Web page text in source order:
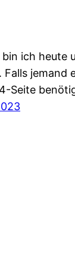
bin ich heute
jemand
Seite